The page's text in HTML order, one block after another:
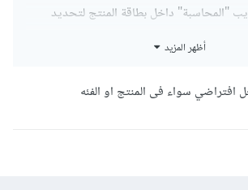
"المحاسبة" داخل بطاقة المنتج لتحديد
الإضافية" أو الحقول المحاسبية.
أظهر المزيد
سواء فى المنتج او الفئه